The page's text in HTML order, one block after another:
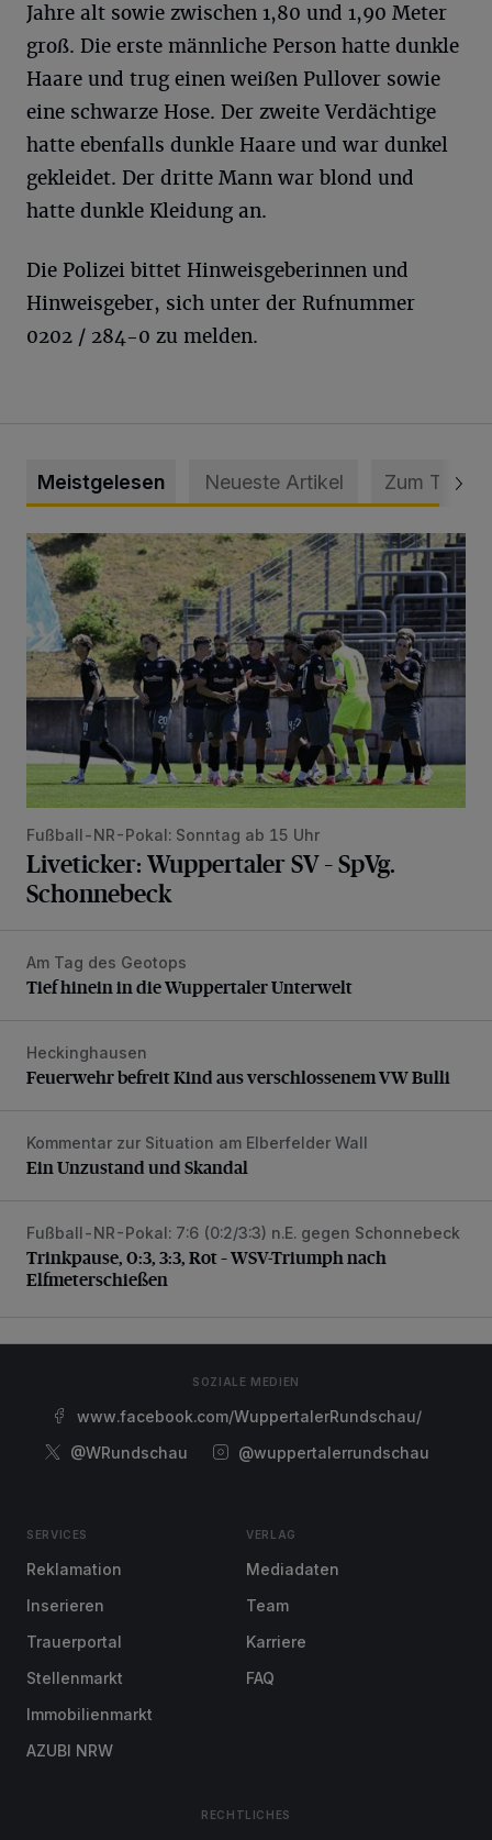
Jahre alt sowie zwischen 1,80 und 1,90 Meter
groß. Die erste männliche Person hatte dunkle
Haare und trug einen weißen Pullover sowie
eine schwarze Hose. Der zweite Verdächtige
hatte ebenfalls dunkle Haare und war dunkel
gekleidet. Der dritte Mann war blond und
hatte dunkle Kleidung an.
Die Polizei bittet Hinweisgeberinnen und
Hinweisgeber, sich unter der Rufnummer
0202 / 284-0 zu melden.
Meistgelesen Neueste Artikel Zum Thema
Liveticker: Wuppertaler SV – SpVg. Schonnebeck
Fußball-NR-Pokal: Sonntag ab 15 Uhr
Liveticker: Wuppertaler SV – SpVg.
Schonnebeck
Tief hinein in die Wuppertaler Unterwelt
Am Tag des Geotops
Tief hinein in die Wuppertaler Unterwelt
Feuerwehr befreit Kind aus verschlossenem VW Bulli
Heckinghausen
Feuerwehr befreit Kind aus verschlossenem VW Bulli
Ein Unzustand und Skandal
Kommentar zur Situation am Elberfelder Wall
Ein Unzustand und Skandal
Trinkpause, 0:3, 3:3, Rot – WSV-Triumph nach
Fußball-NR-Pokal: 7:6 (0:2/3:3) n.E. gegen Schonnebeck
Trinkpause, 0:3, 3:3, Rot – WSV-Triumph nach
Elfmeterschießen
SOZIALE MEDIEN
www.facebook.com/WuppertalerRundschau/
@WRundschau
@wuppertalerrundschau
SERVICES
Reklamation
Inserieren
Trauerportal
Stellenmarkt
Immobilienmarkt
AZUBI NRW
VERLAG
Mediadaten
Team
Karriere
FAQ
RECHTLICHES